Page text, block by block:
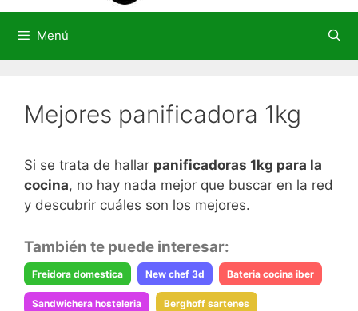
l
Menú
Mejores panificadora 1kg
Si se trata de hallar panificadoras 1kg para la
cocina, no hay nada mejor que buscar en la red
y descubrir cuáles son los mejores.
También te puede interesar:
Freidora domestica New chef 3d Bateria cocina iber
Sandwichera hosteleria Berghoff sartenes